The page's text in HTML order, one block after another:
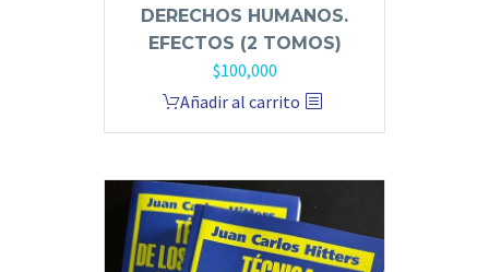
DERECHOS HUMANOS.
EFECTOS (2 TOMOS)
$100,000
Añadir al carrito